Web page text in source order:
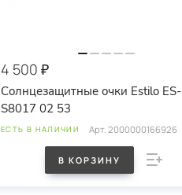
4 500 ₽
Солнцезащитные очки Estilo ES-
S8017 02 53
ЕСТЬ В НАЛИЧИИ Арт.2000000166926
В КОРЗИНУ